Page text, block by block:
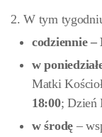
2. W tym
codziennie –
w
Matki
18:00; Dzień
w środę –